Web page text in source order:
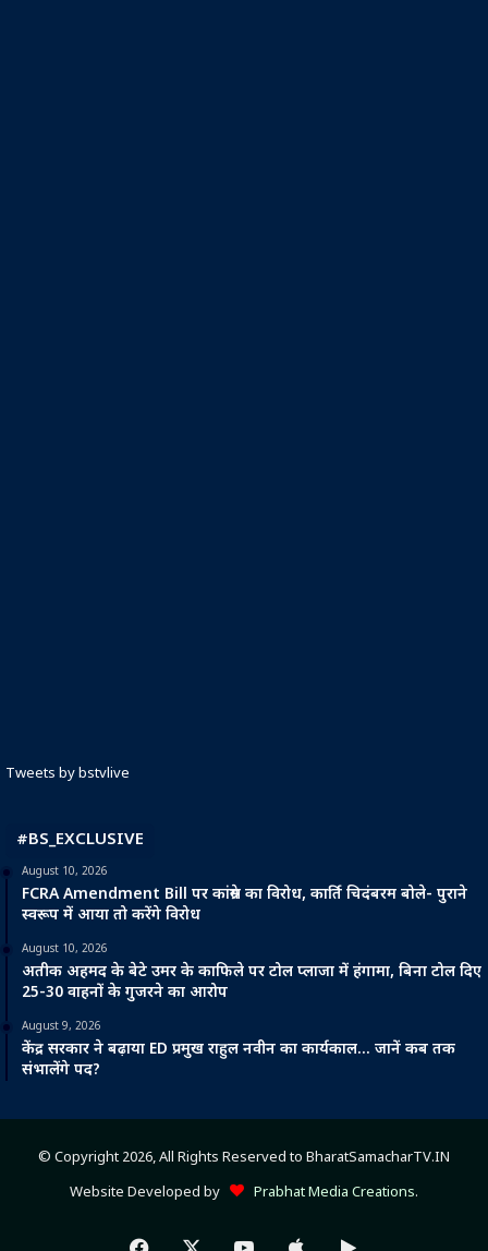
Tweets by bstvlive
#BS_EXCLUSIVE
August 10, 2026
FCRA Amendment Bill पर कांग्रेस का विरोध, कार्ति चिदंबरम बोले- पुराने
स्वरूप में आया तो करेंगे विरोध
August 10, 2026
अतीक अहमद के बेटे उमर के काफिले पर टोल प्लाजा में हंगामा, बिना टोल दिए
25-30 वाहनों के गुजरने का आरोप
August 9, 2026
केंद्र सरकार ने बढ़ाया ED प्रमुख राहुल नवीन का कार्यकाल… जानें कब तक
संभालेंगे पद?
© Copyright 2026, All Rights Reserved to BharatSamacharTV.IN
Website Developed by
Prabhat Media Creations.
Facebook YouTubeAppleGoogle